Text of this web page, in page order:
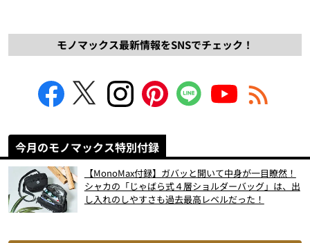
モノマックス最新情報をSNSでチェック！
今月のモノマックス特別付録
【MonoMax付録】ガバッと開いて中身が一目瞭然！
シャカの「じゃばら式４層ショルダーバッグ」は、出
し入れのしやすさも過去最高レベルだった！